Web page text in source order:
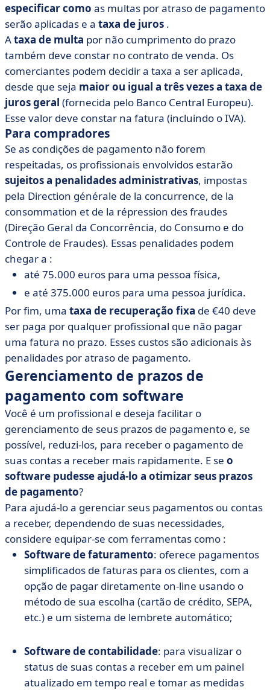
especificar como as multas por atraso de pagamento
serão aplicadas e a taxa de juros .
Ataxa de multa por não cumprimento do prazo
também deve constar no contrato de venda. Os
comerciantes podem decidir a taxa a ser aplicada,
desde que seja maior ou igual a três vezes a taxa de
juros geral (fornecida pelo Banco Central Europeu).
Esse valor deve constar na fatura (incluindo o IVA).
Para compradores
Se as condições de pagamento não forem
respeitadas, os profissionais envolvidos estarão
sujeitos a penalidades administrativas, impostas
pela Direction générale de la concurrence, de la
consommation et de la répression des fraudes
(Direção Geral da Concorrência, do Consumo e do
Controle de Fraudes). Essas penalidades podem
chegar a :
até 75.000 euros para uma pessoa física,
e até 375.000 euros para uma pessoa jurídica.
Por fim, uma taxa de recuperação fixa de €40 deve
ser paga por qualquer profissional que não pagar
uma fatura no prazo. Esses custos são adicionais às
penalidades por atraso de pagamento.
Gerenciamento de prazos de
pagamento com software
Você é um profissional e deseja facilitar o
gerenciamento de seus prazos de pagamento e, se
possível, reduzi-los, para receber o pagamento de
suas contas a receber mais rapidamente. E se o
software pudesse ajudá-lo a otimizar seus prazos
de pagamento?
Para ajudá-lo a gerenciar seus pagamentos ou contas
a receber, dependendo de suas necessidades,
considere equipar-se com ferramentas como :
Software de faturamento: oferece pagamentos
simplificados de faturas para os clientes, com a
opção de pagar diretamente on-line usando o
método de sua escolha (cartão de crédito, SEPA,
etc.) e um sistema de lembrete automático;
Software de contabilidade: para visualizar o
status de suas contas a receber em um painel
atualizado em tempo real e tomar as medidas